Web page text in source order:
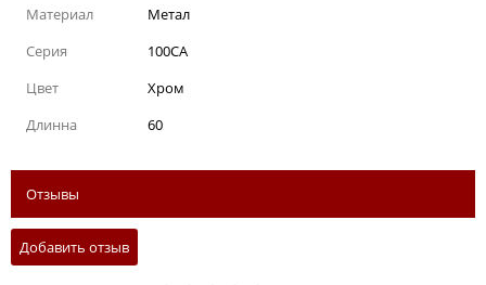
Материал
Метал
Серия
100СА
Цвет
Хром
Длинна
60
Отзывы
Добавить отзыв